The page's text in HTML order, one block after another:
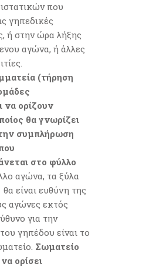
που
γηπεδικές
ή στην ώρα λήξης
αγώνα, ή άλλες
(τήρηση
να ορίζουν
θα γνωρίζει
συμπλήρωση
στο φύλλο
αγώνα, τα ξύλα
θα είναι ευθύνη της
αγώνες εκτός
για την
γηπέδου είναι το
Σωματείο
ορίσει